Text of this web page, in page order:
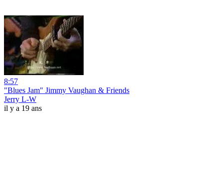
8:57
"Blues Jam" Jimmy Vaughan & Friends
Jerry L-W
il y a 19 ans